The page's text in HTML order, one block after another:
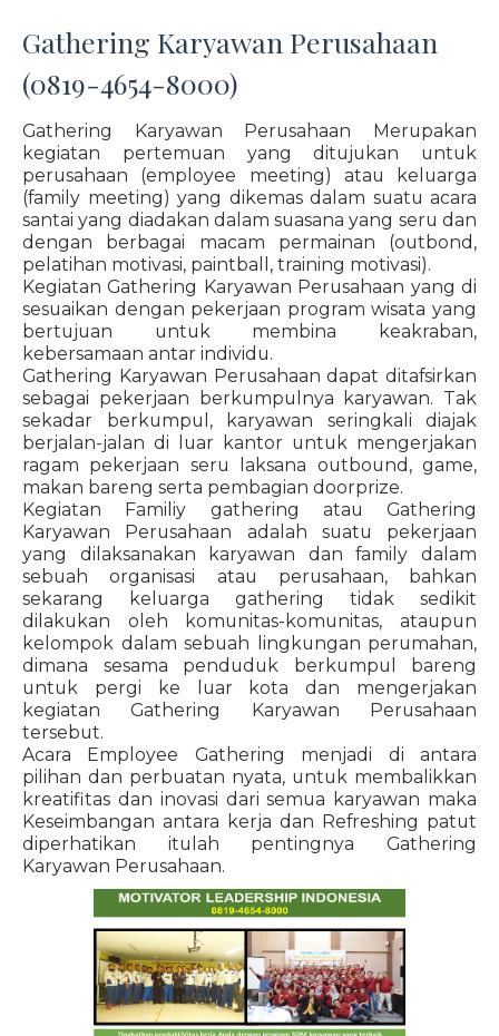
Gathering Karyawan Perusahaan
(0819-4654-8000)
Gathering Karyawan Perusahaan Merupakan
kegiatan pertemuan yang ditujukan untuk
perusahaan (employee meeting) atau keluarga
(family meeting) yang dikemas dalam suatu acara
santai yang diadakan dalam suasana yang seru dan
dengan berbagai macam permainan (outbond,
pelatihan motivasi, paintball, training motivasi).
Kegiatan Gathering Karyawan Perusahaan yang di
sesuaikan dengan pekerjaan program wisata yang
bertujuan untuk membina keakraban,
kebersamaan antar individu.
Gathering Karyawan Perusahaan dapat ditafsirkan
sebagai pekerjaan berkumpulnya karyawan. Tak
sekadar berkumpul, karyawan seringkali diajak
berjalan-jalan di luar kantor untuk mengerjakan
ragam pekerjaan seru laksana outbound, game,
makan bareng serta pembagian doorprize.
Kegiatan Familiy gathering atau Gathering
Karyawan Perusahaan adalah suatu pekerjaan
yang dilaksanakan karyawan dan family dalam
sebuah organisasi atau perusahaan, bahkan
sekarang keluarga gathering tidak sedikit
dilakukan oleh komunitas-komunitas, ataupun
kelompok dalam sebuah lingkungan perumahan,
dimana sesama penduduk berkumpul bareng
untuk pergi ke luar kota dan mengerjakan
kegiatan Gathering Karyawan Perusahaan
tersebut.
Acara Employee Gathering menjadi di antara
pilihan dan perbuatan nyata, untuk membalikkan
kreatifitas dan inovasi dari semua karyawan maka
Keseimbangan antara kerja dan Refreshing patut
diperhatikan itulah pentingnya Gathering
Karyawan Perusahaan.